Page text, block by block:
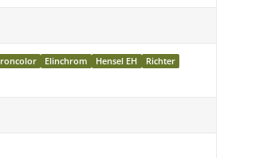
Elinchrom Hensel EH
Richter